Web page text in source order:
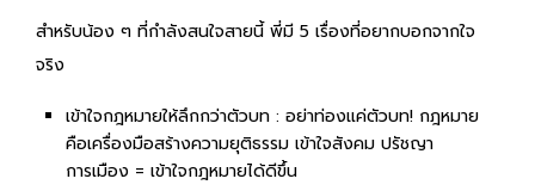
สำหรับน้อง ๆ ที่กำลังสนใจสายนี้ พี่มี 5 เรื่องที่อยากบอกจากใจ
จริง
เข้าใจกฎหมายให้ลึกกว่าตัวบท : อย่าท่องแค่ตัวบท! กฎหมาย
คือเครื่องมือสร้างความยุติธรรม เข้าใจสังคม ปรัชญา
การเมือง = เข้าใจกฎหมายได้ดีขึ้น